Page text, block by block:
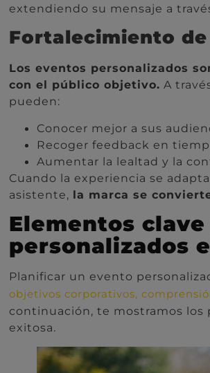
extendiendo su mensaje a
Fortalecimiento
Los eventos personalizados
con el público objetivo. A
pueden:
Conocer mejor a sus
Recoger feedback en
Aumentar la lealtad y la
Cuando la experiencia se
asistente, la marca se
Elementos clave
personalizados
Planificar un evento
objetivos corporativos,
continuación, te mostramos
exitosa.